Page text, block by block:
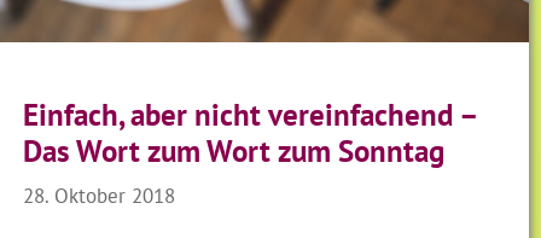
Einfach, aber nicht vereinfachend –
Das Wort zum Wort zum Sonntag
28. Oktober 2018